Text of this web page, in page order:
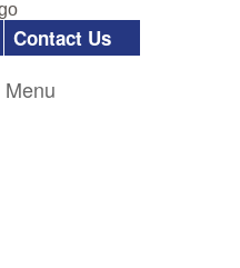
Contact Us
Menu